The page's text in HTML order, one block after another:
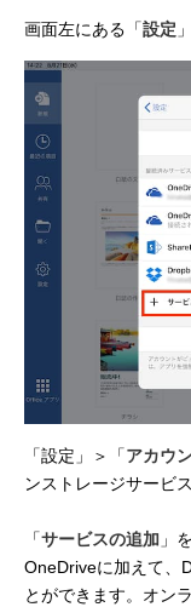
画面左にある「設定
「設定」＞「アカウ
ンストレージサービ
「サービスの追加 」
OneDriveに加えて、
とができます。オン